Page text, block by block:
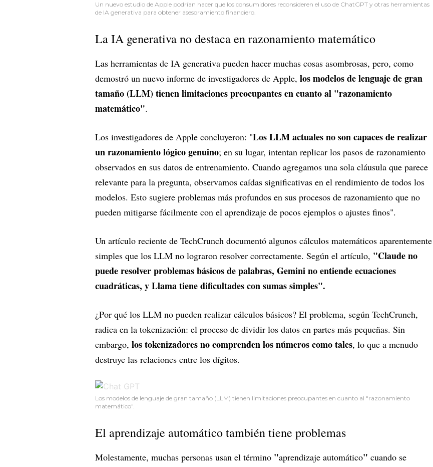
Un nuevo estudio de Apple podrían hacer que los consumidores reconsideren el uso de ChatGPT y otras herramientas
de IA generativa para obtener asesoramiento financiero.
La IA generativa no destaca en razonamiento matemático
Las herramientas de IA generativa pueden hacer muchas cosas asombrosas, pero, como
demostró un nuevo informe de investigadores de Apple, los modelos de lenguaje de gran
tamaño (LLM) tienen limitaciones preocupantes en cuanto al "razonamiento
matemático".
Los investigadores de Apple concluyeron: "Los LLM actuales no son capaces de realizar
un razonamiento lógico genuino; en su lugar, intentan replicar los pasos de razonamiento
observados en sus datos de entrenamiento. Cuando agregamos una sola cláusula que parece
relevante para la pregunta, observamos caídas significativas en el rendimiento de todos los
modelos. Esto sugiere problemas más profundos en sus procesos de razonamiento que no
pueden mitigarse fácilmente con el aprendizaje de pocos ejemplos o ajustes finos".
Un artículo reciente de TechCrunch documentó algunos cálculos matemáticos aparentemente
simples que los LLM no lograron resolver correctamente. Según el artículo, "Claude no
puede resolver problemas básicos de palabras, Gemini no entiende ecuaciones
cuadráticas, y Llama tiene dificultades con sumas simples".
¿Por qué los LLM no pueden realizar cálculos básicos? El problema, según TechCrunch,
radica en la tokenización: el proceso de dividir los datos en partes más pequeñas. Sin
embargo, los tokenizadores no comprenden los números como tales, lo que a menudo
destruye las relaciones entre los dígitos.
Los modelos de lenguaje de gran tamaño (LLM) tienen limitaciones preocupantes en cuanto al "razonamiento
matemático".
El aprendizaje automático también tiene problemas
Molestamente, muchas personas usan el término "aprendizaje automático" cuando se